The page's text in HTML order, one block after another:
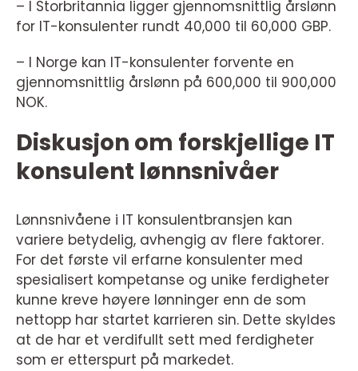
– I Storbritannia ligger gjennomsnittlig årslønn
for IT-konsulenter rundt 40,000 til 60,000 GBP.
– I Norge kan IT-konsulenter forvente en
gjennomsnittlig årslønn på 600,000 til 900,000
NOK.
Diskusjon om forskjellige IT
konsulent lønnsnivåer
Lønnsnivåene i IT konsulentbransjen kan
variere betydelig, avhengig av flere faktorer.
For det første vil erfarne konsulenter med
spesialisert kompetanse og unike ferdigheter
kunne kreve høyere lønninger enn de som
nettopp har startet karrieren sin. Dette skyldes
at de har et verdifullt sett med ferdigheter
som er etterspurt på markedet.